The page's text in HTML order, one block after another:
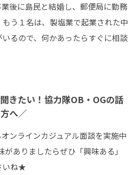
後に島民と結婚し、郵便局に勤務
う１名は、製塩業で起業された中
るので、何かあったらすぐに相談
きたい！協力隊OB・OGの話
へ／
ンラインカジュアル面談を実施中
ありましたらぜひ「興味ある」
いね★